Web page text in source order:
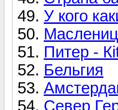
У кого
Питер -
Бельгия
Север